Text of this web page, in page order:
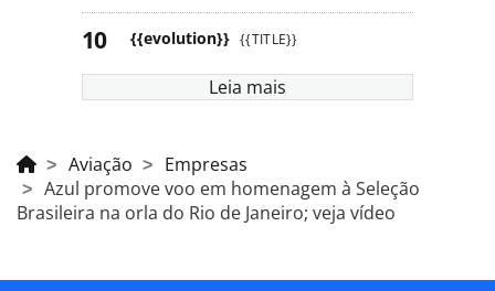
{{evolution}} {{TITLE}}
Leia mais
Aviação
Empresas
Azul promove voo em homenagem à Seleção
Brasileira na orla do Rio de Janeiro; veja vídeo